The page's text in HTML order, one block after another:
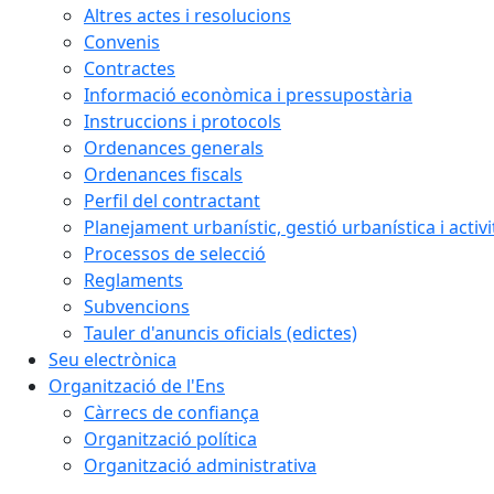
Altres actes i resolucions
Convenis
Contractes
Informació econòmica i pressupostària
Instruccions i protocols
Ordenances generals
Ordenances fiscals
Perfil del contractant
Planejament urbanístic, gestió urbanística i
Processos de selecció
Reglaments
Subvencions
Tauler d'anuncis oficials (edictes)
Seu electrònica
Organització de l'Ens
Càrrecs de confiança
Organització política
Organització administrativa